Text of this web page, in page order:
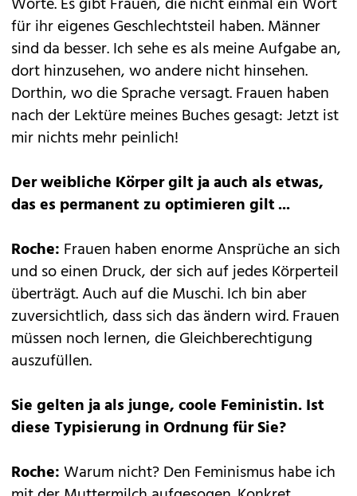
für ihr eigenes Geschlechtsteil haben. Männer
sind da besser. Ich sehe es als meine Aufgabe an,
dort hinzusehen, wo andere nicht hinsehen.
Dorthin, wo die Sprache versagt. Frauen haben
nach der Lektüre meines Buches gesagt: Jetzt ist
mir nichts mehr peinlich!
Der weibliche Körper gilt ja auch als etwas,
das es permanent zu optimieren gilt ...
Roche: Frauen haben enorme Ansprüche an sich
und so einen Druck, der sich auf jedes Körperteil
überträgt. Auch auf die Muschi. Ich bin aber
zuversichtlich, dass sich das ändern wird. Frauen
müssen noch lernen, die Gleichberechtigung
auszufüllen.
Sie gelten ja als junge, coole Feministin. Ist
diese Typisierung in Ordnung für Sie?
Roche:Warum nicht? Den Feminismus habe ich